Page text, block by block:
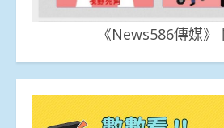
《News586傳媒》